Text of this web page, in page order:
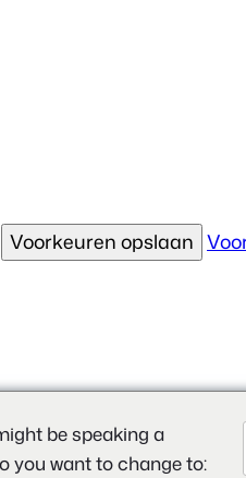
Voorkeuren opslaan
be speaking a
you want to change to: